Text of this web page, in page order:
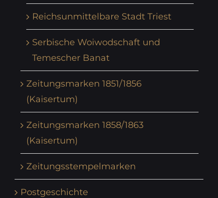
Reichsunmittelbare Stadt Triest
Serbische Woiwodschaft und
Temescher Banat
Zeitungsmarken 1851/1856
(Kaisertum)
Zeitungsmarken 1858/1863
(Kaisertum)
Zeitungsstempelmarken
Postgeschichte